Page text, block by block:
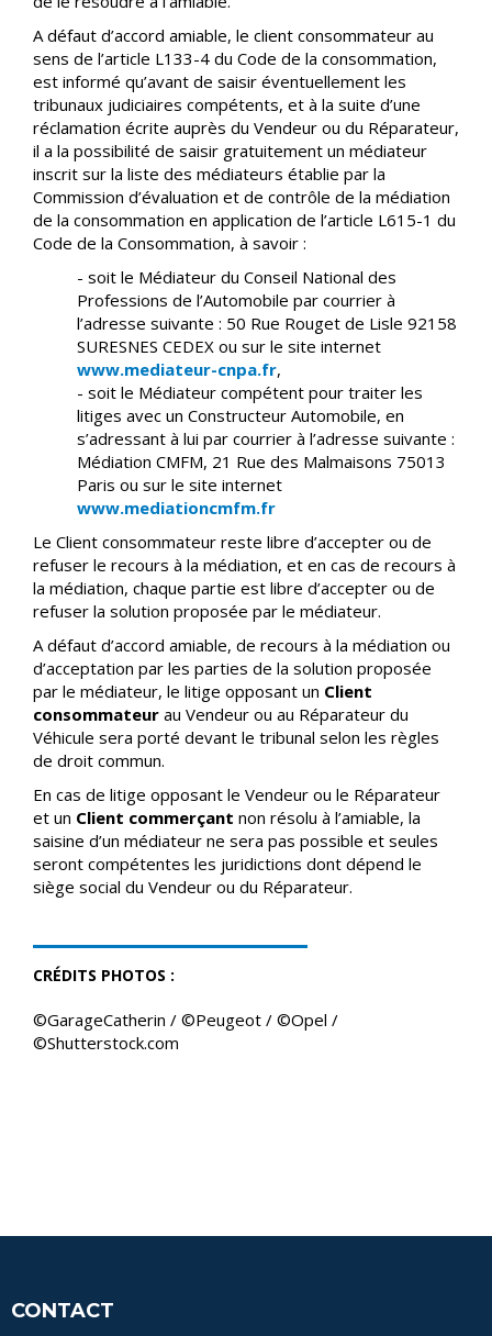
A défaut d’accord amiable, le client consommateur au
sens de l’article L133-4 du Code de la consommation,
est informé qu’avant de saisir éventuellement les
tribunaux judiciaires compétents, et à la suite d’une
réclamation écrite auprès du Vendeur ou du Réparateur,
il a la possibilité de saisir gratuitement un médiateur
inscrit sur la liste des médiateurs établie par la
Commission d’évaluation et de contrôle de la médiation
de la consommation en application de l’article L615-1 du
Code de la Consommation, à savoir :
- soit le Médiateur du Conseil National des
Professions de l’Automobile par courrier à
l’adresse suivante : 50 Rue Rouget de Lisle 92158
SURESNES CEDEX ou sur le site internet
www.mediateur-cnpa.fr,
- soit le Médiateur compétent pour traiter les
litiges avec un Constructeur Automobile, en
s’adressant à lui par courrier à l’adresse suivante :
Médiation CMFM, 21 Rue des Malmaisons 75013
Paris ou sur le site internet
www.mediationcmfm.fr
Le Client consommateur reste libre d’accepter ou de
refuser le recours à la médiation, et en cas de recours à
la médiation, chaque partie est libre d’accepter ou de
refuser la solution proposée par le médiateur.
A défaut d’accord amiable, de recours à la médiation ou
d’acceptation par les parties de la solution proposée
par le médiateur, le litige opposant un Client
consommateur au Vendeur ou au Réparateur du
Véhicule sera porté devant le tribunal selon les règles
de droit commun.
En cas de litige opposant le Vendeur ou le Réparateur
et un Client commerçant non résolu à l’amiable, la
saisine d’un médiateur ne sera pas possible et seules
seront compétentes les juridictions dont dépend le
siège social du Vendeur ou du Réparateur.
CRÉDITS PHOTOS :
©GarageCatherin / ©Peugeot / ©Opel /
©Shutterstock.com
CONTACT